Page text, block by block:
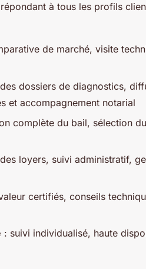
à tous les profils
de marché, visite
dossiers de diagnostics,
et accompagnement notarial
complète du bail, sélection
loyers, suivi administratif,
certifiés, conseils
: suivi individualisé, haute